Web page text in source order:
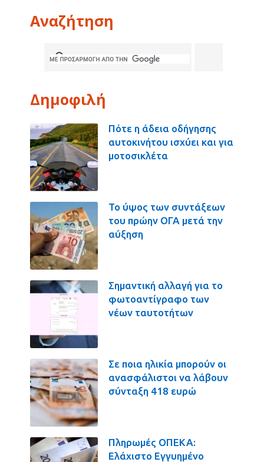
Αναζήτηση
Δημοφιλή
Πότε η άδεια οδήγησης
αυτοκινήτου ισχύει και για
μοτοσικλέτα
Το ύψος των συντάξεων
του πρώην ΟΓΑ μετά την
αύξηση
Σημαντική αλλαγή για το
φωτοαντίγραφο των
νέων ταυτοτήτων
Σε ποια ηλικία μπορούν οι
ανασφάλιστοι να λάβουν
σύνταξη 418 ευρώ
Πληρωμές ΟΠΕΚΑ:
Ελάχιστο Εγγυημένο